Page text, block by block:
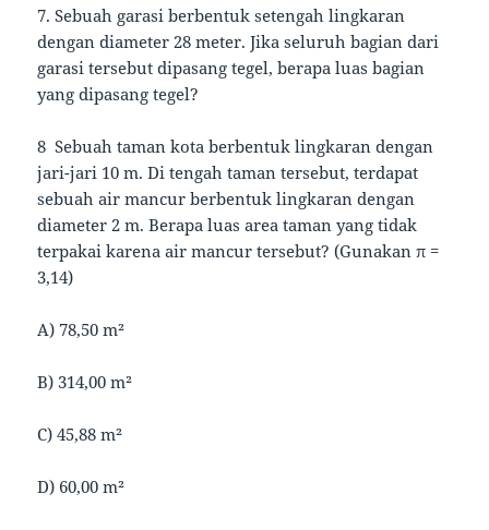
7. Sebuah garasi berbentuk setengah lingkaran
dengan diameter 28 meter. Jika seluruh bagian dari
garasi tersebut dipasang tegel, berapa luas bagian
yang dipasang tegel?
8 Sebuah taman kota berbentuk lingkaran dengan
jari-jari 10 m. Di tengah taman tersebut, terdapat
sebuah air mancur berbentuk lingkaran dengan
diameter 2 m. Berapa luas area taman yang tidak
terpakai karena air mancur tersebut? (Gunakan π =
3,14)
A) 78,50 m²
B) 314,00 m²
C) 45,88 m²
D) 60,00 m²